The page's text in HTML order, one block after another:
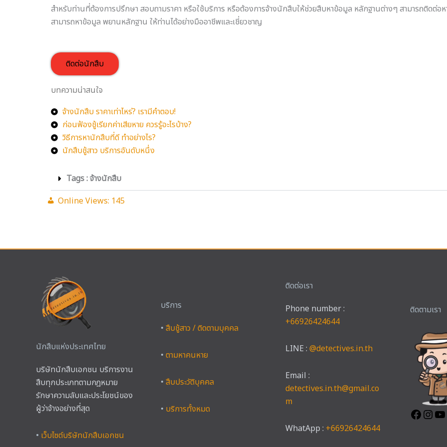
สำหรับท่านที่ต้องการปรึกษา สอบถามราคา หรือใช้บริการ หรือต้องการจ้างนักสืบให้ช่วยสืบหาข้อมูล หลักฐานต่างๆ สามารถติดต่อห
สามารถหาข้อมูล พยานหลักฐาน ให้ท่านได้อย่างมืออาชีพและเชี่ยวชาญ
ติดต่อนักสืบ
บทความน่าสนใจ
จ้างนักสืบ ราคาเท่าไหร่? เรามีคำตอบ!
ก่อนฟ้องชู้เรียกค่าเสียหาย ควรรู้อะไรบ้าง?
วิธีการหานักสืบที่ดี ทำอย่างไร?
นักสืบชู้สาว บริการอันดับหนึ่ง
Tags : จ้างนักสืบ
Online Views: 145
นักสืบแห่งประเทศไทย
บริษัทนักสืบเอกชน บริการงาน
สืบทุกประเภทตามกฎหมาย
รักษาความลับและประโยชน์ของ
ผู้ว่าจ้างอย่างที่สุด
• เว็บไซต์บริษัทนักสืบเอกชน
บริการ
• สืบชู้สาว / ติดตามบุคคล
• ตามหาคนหาย
• สืบประวัติบุคคล
• บริการทั้งหมด
ติดต่อเรา
Phone number :
+66926424644
LINE : @detectives.in.th
Email :
detectives.in.th@gmail.co
m
WhatApp : +66926424644
ติดตามเรา